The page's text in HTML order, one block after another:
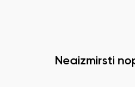
Neaizmirsti